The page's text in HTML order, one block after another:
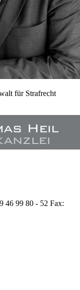
für Strafrecht
46 99 80 - 52 Fax: